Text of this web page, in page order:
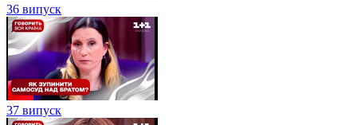
36 випуск
37 випуск